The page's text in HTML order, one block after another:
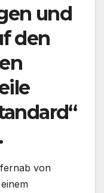
und
den
von